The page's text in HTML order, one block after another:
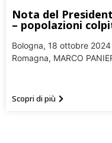
Nota del
– popolazioni
Bologna, 18 ottobre
Romagna, MARCO
Scopri di più